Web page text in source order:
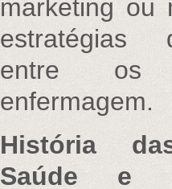
marketing ou
estratégias
entre os
enfermagem.
História
Saúde e